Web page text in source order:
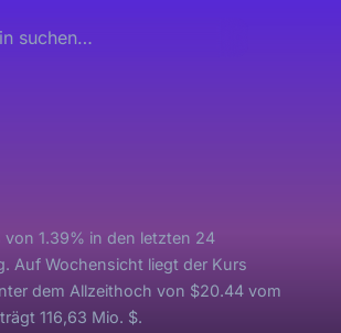
von 1.39% in den letzten 24
Auf Wochensicht liegt der Kurs
dem Allzeithoch von $20.44 vom
116,63 Mio. $.